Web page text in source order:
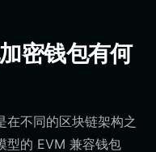
密钱包有何
在不同的区块链架构之
型的 EVM 兼容钱包